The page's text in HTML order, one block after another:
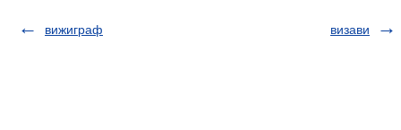
вижиграф визави